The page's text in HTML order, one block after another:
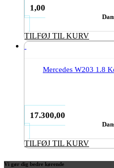
1,00
TILFØJ TIL KURV
Mercedes W203 1.8
17.300,00
TILFØJ TIL KURV
Vi gør dig bedre kørende